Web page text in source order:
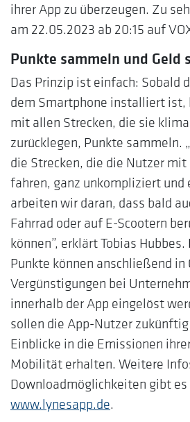
ihrer App zu überzeugen. Zu
am 22.05.2023 ab 20:15 auf
Punkte sammeln und Geld
Das Prinzip ist einfach: Sobald
dem Smartphone installiert ist,
mit allen Strecken, die sie
zurücklegen, Punkte sammeln.
die Strecken, die die Nutzer mit
fahren, ganz unkompliziert und
arbeiten wir daran, dass bald
Fahrrad oder auf E-Scootern
können”, erklärt Tobias
Punkte können anschließend in
Vergünstigungen bei
innerhalb der App eingelöst
sollen die App-Nutzer
Einblicke in die Emissionen
Mobilität erhalten. Weitere
Downloadmöglichkeiten gibt es
www.lynesapp.de.